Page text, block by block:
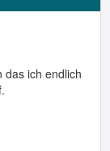
das ich endlich